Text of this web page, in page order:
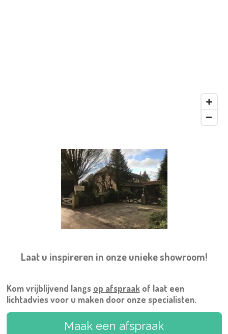
Laat u inspireren in onze unieke showroom!
Kom vrijblijvend langs op afspraakof laat een
lichtadvies voor u maken door onze specialisten.
Maak een afspraak